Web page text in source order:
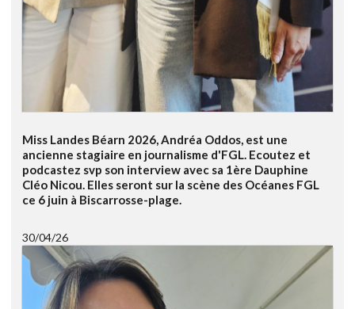
Miss Landes Béarn 2026, Andréa Oddos, est une
ancienne stagiaire en journalisme d'FGL. Ecoutez et
podcastez svp son interview avec sa 1ère Dauphine
Cléo Nicou. Elles seront sur la scène des Océanes FGL
ce 6 juin à Biscarrosse-plage.
30/04/26